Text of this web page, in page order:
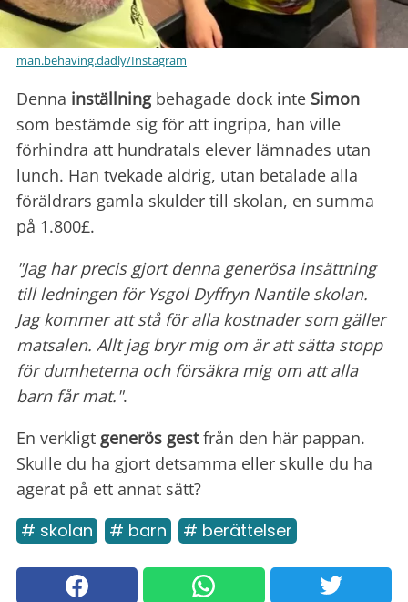
man.behaving.dadly/Instagram
Denna inställningbehagade dock inte Simon
som bestämde sig för att ingripa, han ville
förhindra att hundratals elever lämnades utan
lunch. Han tvekade aldrig, utan betalade alla
föräldrars gamla skulder till skolan, en summa
på 1.800£.
"Jag har precis gjort denna generösa insättning
till ledningen för Ysgol Dyffryn Nantile skolan.
Jag kommer att stå för alla kostnader som gäller
matsalen. Allt jag bryr mig om är att sätta stopp
för dumheterna och försäkra mig om att alla
barn får mat.".
En verkligt generös gestfrån den här pappan.
Skulle du ha gjort detsamma eller skulle du ha
agerat på ett annat sätt?
# skolan # barn # berättelser